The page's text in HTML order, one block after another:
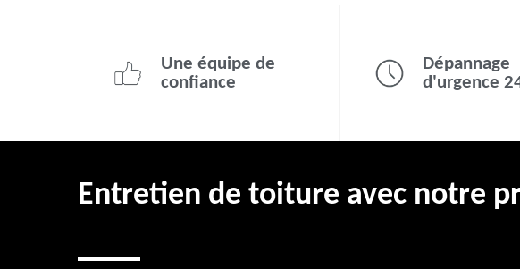
Une équipe de
confiance
Dépannage
d'urgence
Entretien de toiture avec notre